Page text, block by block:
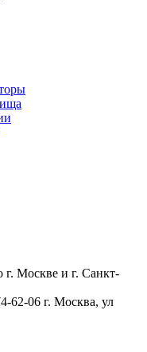
г. Москве и г. Санкт-
62-06 г. Москва, ул